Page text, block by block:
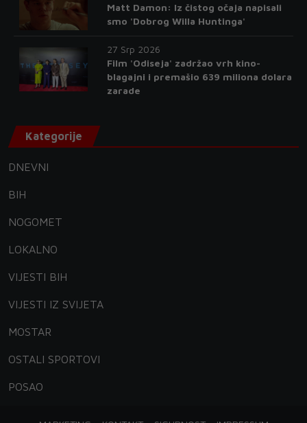
Matt Damon: Iz čistog očaja napisali
smo 'Dobrog Willa Huntinga'
27 Srp 2026
Film 'Odiseja' zadržao vrh kino-
blagajni i premašio 639 miliona dolara
zarade
Kategorije
DNEVNI
BIH
NOGOMET
LOKALNO
VIJESTI BIH
VIJESTI IZ SVIJETA
MOSTAR
OSTALI SPORTOVI
POSAO